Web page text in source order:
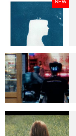
NEW